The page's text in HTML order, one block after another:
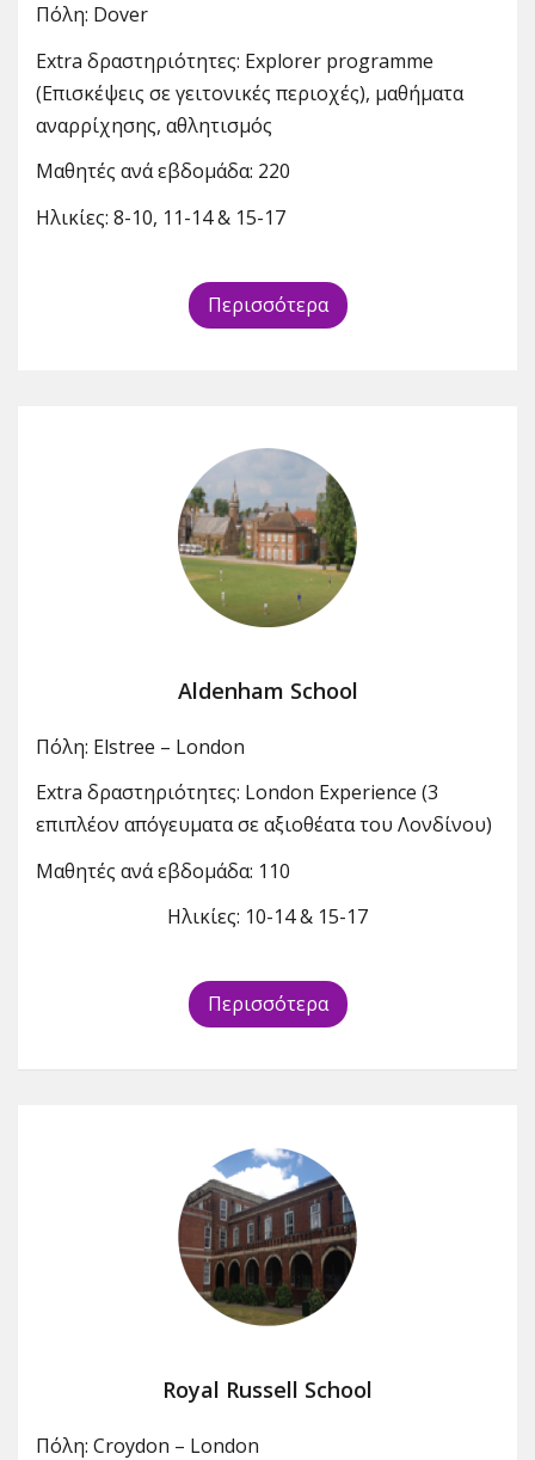
Πόλη: Dover
Extra δραστηριότητες: Explorer programme
(Επισκέψεις σε γειτονικές περιοχές), μαθήματα
αναρρίχησης, αθλητισμός
Μαθητές ανά εβδομάδα: 220
Ηλικίες: 8-10, 11-14 & 15-17
Περισσότερα
Aldenham School
Πόλη: Elstree – London
Extra δραστηριότητες: London Experience (3
επιπλέον απόγευματα σε αξιοθέατα του Λονδίνου)
Μαθητές ανά εβδομάδα: 110
Ηλικίες: 10-14 & 15-17
Περισσότερα
Royal Russell School
Πόλη: Croydon – London